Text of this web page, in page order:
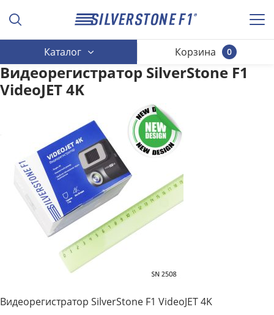
Каталог 0
Корзина
Видеорегистратор SilverStone F1
VideoJET 4K
Видеорегистратор SilverStone F1 VideoJET 4K